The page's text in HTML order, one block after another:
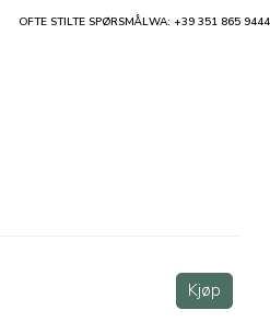
Kjøp
OFTE STILTE SPØRSMÅLWA: +39 351 865 9444